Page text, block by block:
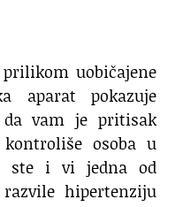
uobičajene
aparat pokazuje
vam je pritisak
osoba u
ste i vi jedna od
hipertenziju